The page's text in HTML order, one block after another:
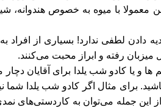
با میوه به خصوص هندوانه،
دادن لطفی ندارد! بسیاری از افراد
رفته و ابراز محبت می‌کنند.
ها و یا کادو شب یلدا برای آقایان
برای مثال اگر کادو شب یلدا
از این جمله می‌توان به کاردستی‌های